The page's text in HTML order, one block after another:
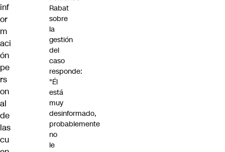
inf
or
m
aci
ón
pe
rs
on
al
de
las
cu
Rabat
sobre
la
gestión
del
caso
responde:
"Él
está
muy
desinformado,
probablemente
no
le